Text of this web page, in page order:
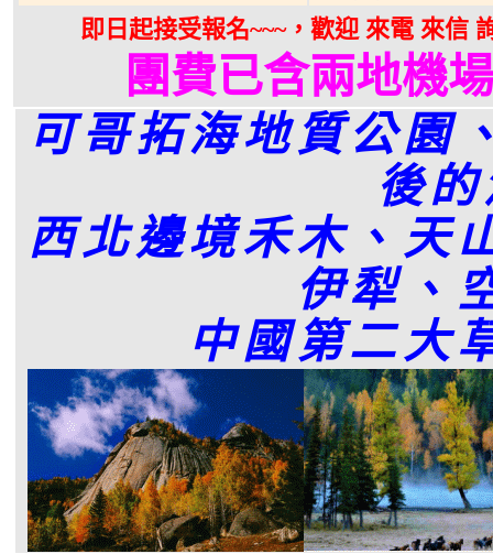
即日起接受報名~~~，歡迎 來電 來
團費已含兩地機
可哥拓海地質公園
後
西北邊境禾木、天
伊犁、
中國第二大